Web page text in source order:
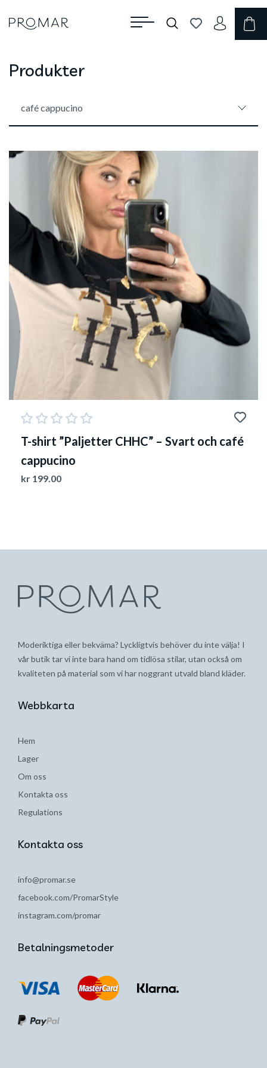
Produkter
café cappucino
T-shirt ”Paljetter CHHC” – Svart och café
cappucino
kr 199.00
Moderiktiga eller bekväma? Lyckligtvis behöver du inte välja! I
vår butik tar vi inte bara hand om tidlösa stilar, utan också om
kvaliteten på material som vi har noggrant utvald bland kläder.
Webbkarta
Hem
Lager
Om oss
Kontakta oss
Regulations
Kontakta oss
info@promar.se
facebook.com/PromarStyle
instagram.com/promar
Betalningsmetoder